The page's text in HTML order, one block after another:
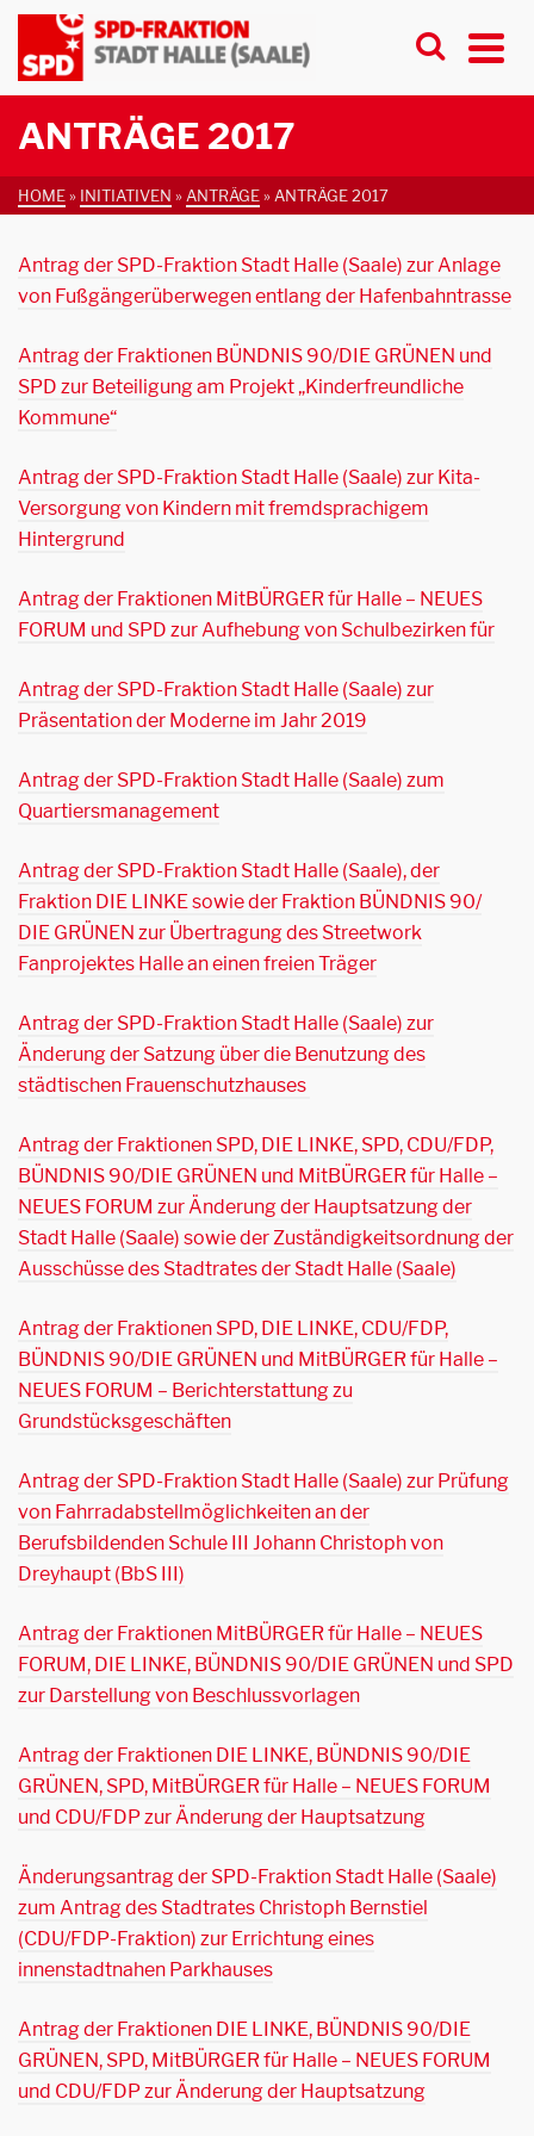
ANTRÄGE 2017
HOME» INITIATIVEN » ANTRÄGE» ANTRÄGE 2017
Antrag der SPD-Fraktion Stadt Halle (Saale) zur Anlage
von Fußgängerüberwegen entlang der Hafenbahntrasse
Antrag der Fraktionen BÜNDNIS 90/DIE GRÜNEN und
SPD zur Beteiligung am Projekt „Kinderfreundliche
Kommune“
Antrag der SPD-Fraktion Stadt Halle (Saale) zur Kita-
Versorgung von Kindern mit fremdsprachigem
Hintergrund
Antrag der Fraktionen MitBÜRGER für Halle – NEUES
FORUM und SPD zur Aufhebung von Schulbezirken für
Antrag der SPD-Fraktion Stadt Halle (Saale) zur
Präsentation der Moderne im Jahr 2019
Antrag der SPD-Fraktion Stadt Halle (Saale) zum
Quartiersmanagement
Antrag der SPD-Fraktion Stadt Halle (Saale), der
Fraktion DIE LINKE sowie der Fraktion BÜNDNIS 90/
DIE GRÜNEN zur Übertragung des Streetwork
Fanprojektes Halle an einen freien Träger
Antrag der SPD-Fraktion Stadt Halle (Saale) zur
Änderung der Satzung über die Benutzung des
städtischen Frauenschutzhauses
Antrag der Fraktionen SPD, DIE LINKE, SPD, CDU/FDP,
BÜNDNIS 90/DIE GRÜNEN und MitBÜRGER für Halle –
NEUES FORUM zur Änderung der Hauptsatzung der
Stadt Halle (Saale) sowie der Zuständigkeitsordnung der
Ausschüsse des Stadtrates der Stadt Halle (Saale)
Antrag der Fraktionen SPD, DIE LINKE, CDU/FDP,
BÜNDNIS 90/DIE GRÜNEN und MitBÜRGER für Halle –
NEUES FORUM – Berichterstattung zu
Grundstücksgeschäften
Antrag der SPD-Fraktion Stadt Halle (Saale) zur Prüfung
von Fahrradabstellmöglichkeiten an der
Berufsbildenden Schule III Johann Christoph von
Dreyhaupt (BbS III)
Antrag der Fraktionen MitBÜRGER für Halle – NEUES
FORUM, DIE LINKE, BÜNDNIS 90/DIE GRÜNEN und SPD
zur Darstellung von Beschlussvorlagen
Antrag der Fraktionen DIE LINKE, BÜNDNIS 90/DIE
GRÜNEN, SPD, MitBÜRGER für Halle – NEUES FORUM
und CDU/FDP zur Änderung der Hauptsatzung
Änderungsantrag der SPD-Fraktion Stadt Halle (Saale)
zum Antrag des Stadtrates Christoph Bernstiel
(CDU/FDP-Fraktion) zur Errichtung eines
innenstadtnahen Parkhauses
Antrag der Fraktionen DIE LINKE, BÜNDNIS 90/DIE
GRÜNEN, SPD, MitBÜRGER für Halle – NEUES FORUM
und CDU/FDP zur Änderung der Hauptsatzung